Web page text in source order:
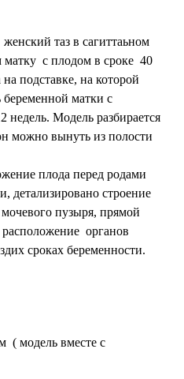
таз в сагиттаьном
матку с плодом в сроке 40
подставке, на которой
матки с
недель. Модель разбирается
можно вынуть из полости
плода перед родами
детализировано строение
пузыря, прямой
органов
сроках беременности.
( модель вместе с